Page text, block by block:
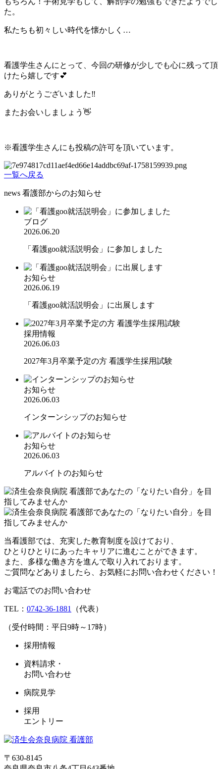
た。
私たちも初々しい時代を懐かしく…
看護学生さんにとって、今回の研修が少しでも心に残って頂
けたら嬉しです💕
ありがとうございました‼️
またお会いしましょう 👋
※看護学生さんにも投稿の許可を頂いています。
一覧へ戻る
news 看護部からのお知らせ
ブログ
2026.06.20
「看護goo就活説明会」に参加しました
お知らせ
2026.06.19
「看護goo就活説明会」に出展します
採用情報
2026.06.03
2027年3月卒業予定の方 看護学生採用試験
お知らせ
2026.06.03
インターンシップのお知らせ
お知らせ
2026.06.03
アルバイトのお知らせ
当看護部では、充実した教育制度を設けており、
ひとりひとりにあったキャリアに進むことができます。
また、多様な働き方を進んで取り入れております。
ご質問などありましたら、お気軽にお問い合わせください！
お電話でのお問い合わせ
TEL： 0742-36-1881 （代表）
（受付時間：平日9時～17時）
採用情報
資料請求・
お問い合わせ
病院見学
採用
エントリー
〒630-8145